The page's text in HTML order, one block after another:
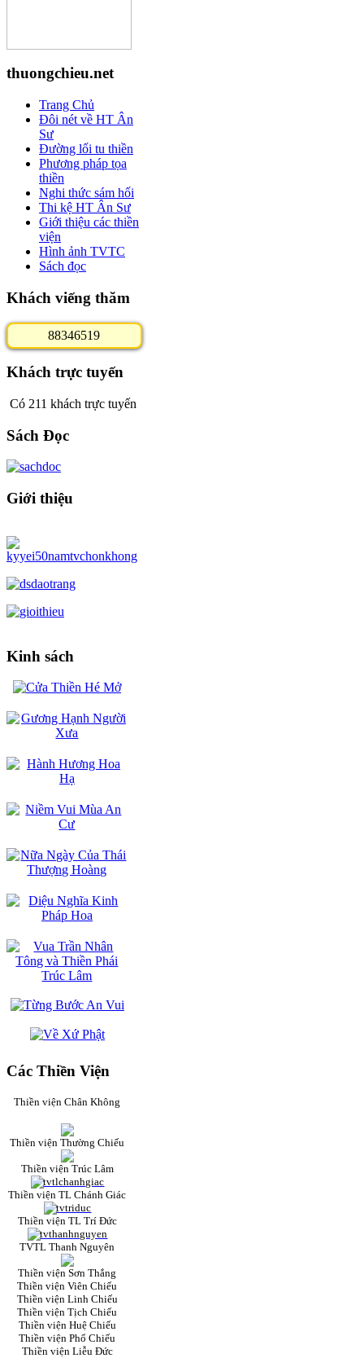
thuongchieu.net
Trang Chủ
Đôi nét về HT Ân
Sư
Đường lối tu thiền
Phương pháp tọa
thiền
Nghi thức sám hối
Thi kệ HT Ân Sư
Giới thiệu các thiền
viện
Hình ảnh TVTC
Sách đọc
Khách viếng thăm
88346519
Khách trực tuyến
Có 211 khách trực tuyến
Sách Đọc
Giới thiệu
Kinh sách
Các Thiền Viện
Thiền viện Chân Không
Thiền viện Thường Chiếu
Thiền viện Trúc Lâm
Thiền viện TL Chánh Giác
Thiền viện TL Trí Đức
TVTL Thanh Nguyên
Thiền viện Sơn Thắng
Thiền viện Viên Chiếu
Thiền viện Linh Chiếu
Thiền viện Tịch Chiếu
Thiền viện Huệ Chiếu
Thiền viện Phổ Chiếu
Thiền viện Liễu Đức